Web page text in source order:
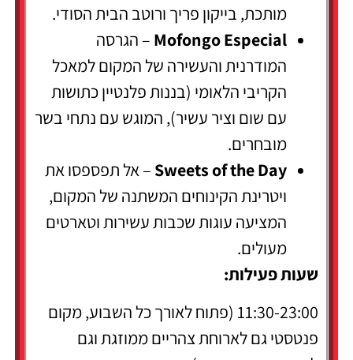
מותכת, בייקון פריך ורוטב הבית הסודי.
Mofongo Especial – הגרסה
המודרנית והעשירה של המקום למאכל
הקריבי הלאומי (בננות פלנטיין כתושות
עם שום וציר עשיר), המוגש עם נתחי בשר
מובחרים.
Sweets of the Day – אל תפספסו את
ויטרינת הקינוחים המשתנה של המקום,
המציעה עוגות שכבות עשירות וטארטים
מעולים.
שעות פעילות:
11:30-23:00 (פתוח לאורך כל השבוע, מקום
פנטסטי גם לארוחת צהריים ממוזגת וגם